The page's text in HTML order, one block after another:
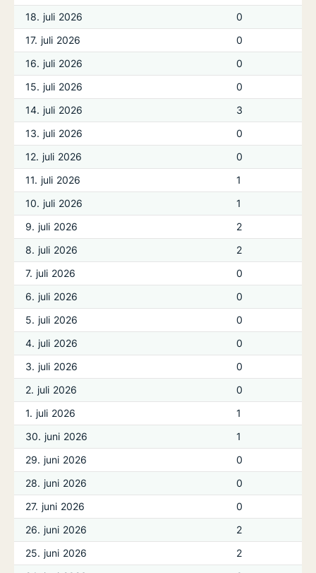
18. juli 2026
0
17. juli 2026
0
16. juli 2026
0
15. juli 2026
0
14. juli 2026
3
13. juli 2026
0
12. juli 2026
0
11. juli 2026
1
10. juli 2026
1
9. juli 2026
2
8. juli 2026
2
7. juli 2026
0
6. juli 2026
0
5. juli 2026
0
4. juli 2026
0
3. juli 2026
0
2. juli 2026
0
1. juli 2026
1
30. juni 2026
1
29. juni 2026
0
28. juni 2026
0
27. juni 2026
0
26. juni 2026
2
25. juni 2026
2